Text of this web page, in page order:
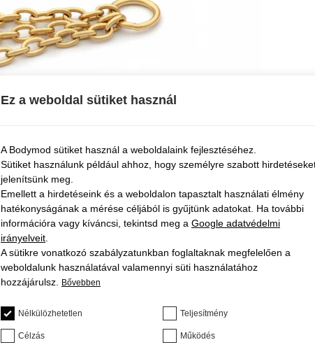
Ez a weboldal sütiket használ
A Bodymod sütiket használ a weboldalaink fejlesztéséhez.
Sütiket használunk például ahhoz, hogy személyre szabott
jelenítsünk meg.
Emellett a hirdetéseink és a weboldalon tapasztalt használati élmény
hatékonyságának a mérése céljából is gyűjtünk adatokat. Ha további
információra vagy kíváncsi, tekintsd meg a Google adatvédelmi
irányelveit
A sütikre vonatkozó szabályzatunkban foglaltaknak megfelelően a
weboldalunk használatával valamennyi süti használatához
hozzájárulsz.
Bővebben
Nélkülözhetetlen Teljesítmény
Célzás Működés